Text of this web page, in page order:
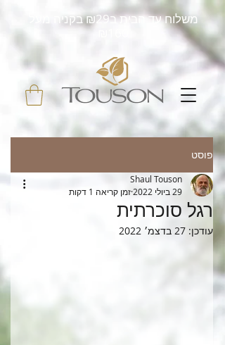
משלוח עד הבית ב₪29 בקניה מעל
פוסט
​רגל סוכרתית
Shaul Touson
29 ביולי 2022
זמן קריאה 1 דקות
עודכן: 27 בדצמ׳ 2022